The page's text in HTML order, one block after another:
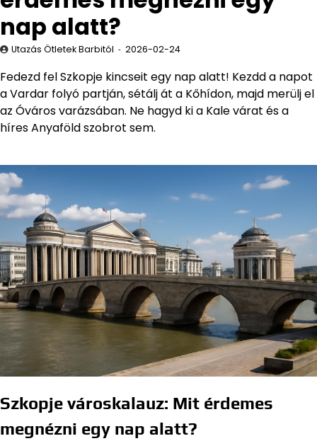
nap alatt?
Utazás Ötletek Barbitól 2026-02-24
Fedezd fel Szkopje kincseit egy nap alatt! Kezdd a napot
a Vardar folyó partján, sétálj át a Kőhídon, majd merülj el
az Óváros varázsában. Ne hagyd ki a Kale várat és a
híres Anyaföld szobrot sem.
Szkopje városkalauz: Mit érdemes
megnézni egy nap alatt?